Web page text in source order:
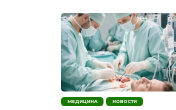
МЕДИЦИНА НОВОСТИ